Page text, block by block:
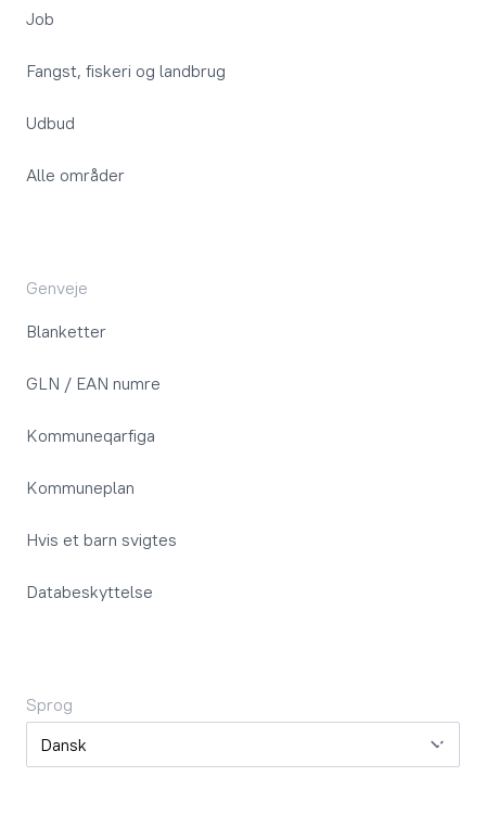
Job
Fangst, fiskeri og landbrug
Udbud
Alle områder
Genveje
Blanketter
GLN / EAN numre
Kommuneqarfiga
Kommuneplan
Hvis et barn svigtes
Databeskyttelse
Sprog
Sprog